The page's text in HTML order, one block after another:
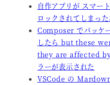
自作アプリが スマー
ロックされてしまっ
Composer でパッケ
したら but these
they are affected
ラーが表示された
VSCode の